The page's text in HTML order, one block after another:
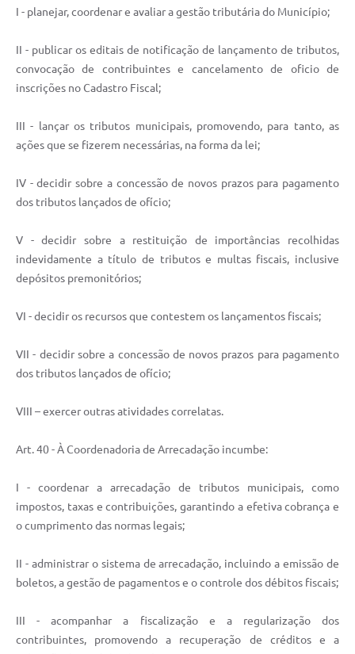
I - planejar, coordenar e avaliar a gestão tributária do Município;
II - publicar os editais de notificação de lançamento de tributos,
convocação de contribuintes e cancelamento de oficio de
inscrições no Cadastro Fiscal;
III - lançar os tributos municipais, promovendo, para tanto, as
ações que se fizerem necessárias, na forma da lei;
IV - decidir sobre a concessão de novos prazos para pagamento
dos tributos lançados de ofício;
V - decidir sobre a restituição de importâncias recolhidas
indevidamente a título de tributos e multas fiscais, inclusive
depósitos premonitórios;
VI - decidir os recursos que contestem os lançamentos fiscais;
VII - decidir sobre a concessão de novos prazos para pagamento
dos tributos lançados de ofício;
VIII – exercer outras atividades correlatas.
Art. 40 - À Coordenadoria de Arrecadação incumbe:
I - coordenar a arrecadação de tributos municipais, como
impostos, taxas e contribuições, garantindo a efetiva cobrança e
o cumprimento das normas legais;
II - administrar o sistema de arrecadação, incluindo a emissão de
boletos, a gestão de pagamentos e o controle dos débitos fiscais;
III - acompanhar a fiscalização e a regularização dos
contribuintes, promovendo a recuperação de créditos e a